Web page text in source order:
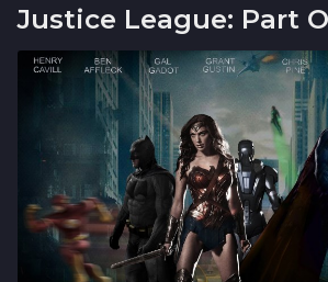
Justice League: Part